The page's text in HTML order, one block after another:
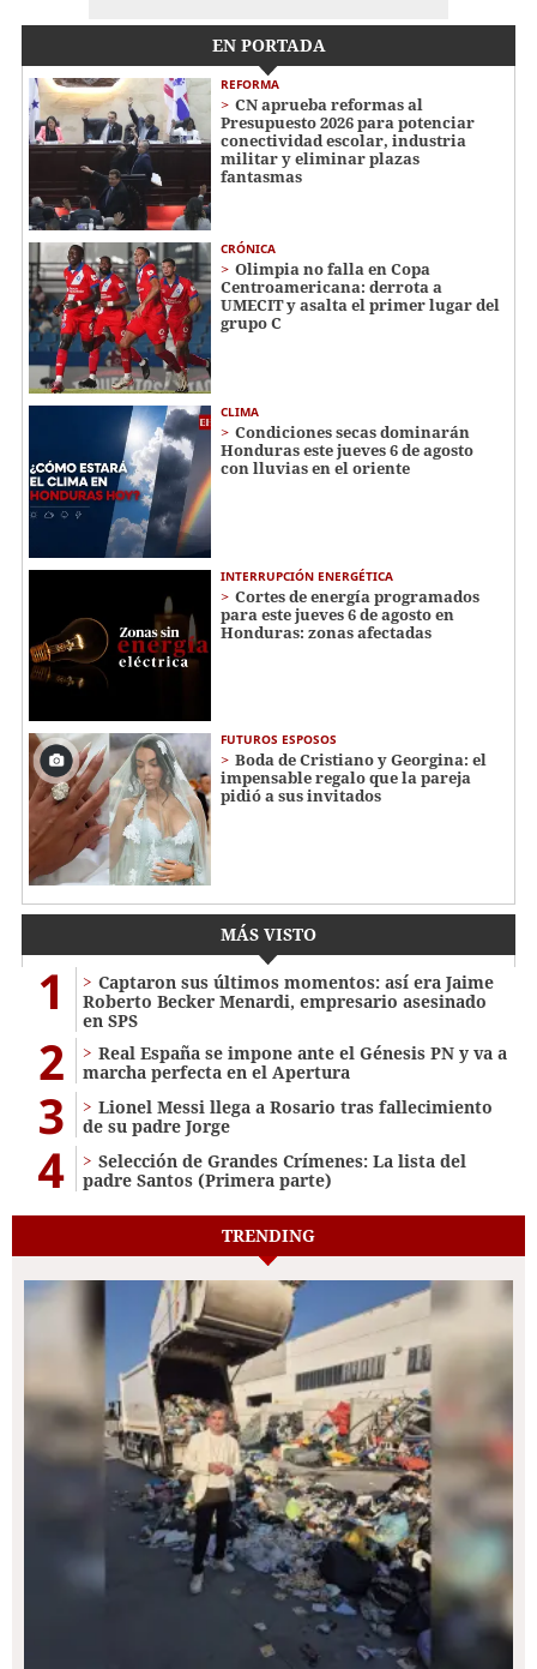
EN PORTADA
REFORMA
CN aprueba reformas al
Presupuesto 2026 para potenciar
conectividad escolar, industria
militar y eliminar plazas
fantasmas
CRÓNICA
Olimpia no falla en Copa
Centroamericana: derrota a
UMECIT y asalta el primer lugar del
grupo C
CLIMA
Condiciones secas dominarán
Honduras este jueves 6 de agosto
con lluvias en el oriente
INTERRUPCIÓN ENERGÉTICA
Cortes de energía programados
para este jueves 6 de agosto en
Honduras: zonas afectadas
FUTUROS ESPOSOS
Boda de Cristiano y Georgina: el
impensable regalo que la pareja
pidió a sus invitados
MÁS VISTO
1
Captaron sus últimos momentos: así era Jaime
Roberto Becker Menardi​​​, empresario asesinado
en SPS
2
Real España se impone ante el Génesis PN y va a
marcha perfecta en el Apertura
3
Lionel Messi llega a Rosario tras fallecimiento
de su padre Jorge
4
Selección de Grandes Crímenes: La lista del
padre Santos (Primera parte)
TRENDING